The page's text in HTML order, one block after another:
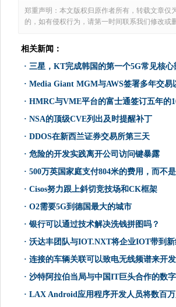
郑重声明：本文版权归原作者所有，转载文章仅
的，如有侵权行为，请第一时间联系我们修改或
相关新闻：
· 三星，KT完成韩国的第一个5G常见核心
· Media Giant MGM与AWS签署多年交易
· HMRC与VME平台的富士通签订五年的
· NSA的顶级CVE列出及时提醒补丁
· DDOS在新西兰证券交易所第三天
· 危险的开发实践离开公司访问键暴露
· 500万英国家庭支付804米的费用，而不
· Cisos努力跟上斜切竞技场和CK框架
· O2需要5G到德国最大的城市
· 银行可以通过技术解决洗钱拼图吗？
· 沃达丰团队与IOT.NXT将企业IOT带到新
· 连接的车辆关联可以致电无线频谱来开
· 沙特阿拉伯当局与中国IT巨头合作的数
· LAX And​​roid应用程序开发人员将数百